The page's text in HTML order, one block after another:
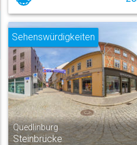
Quedlinburg
Steinbrücke
Sehenswürdigkeiten